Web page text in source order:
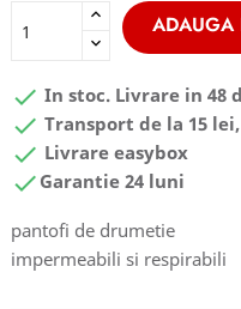
ADAUGA
 In stoc. Livrare in 48
 Transport de la 15
 Livrare easybox
 Garantie 24 luni
pantofi de drumetie
impermeabili si respirabili